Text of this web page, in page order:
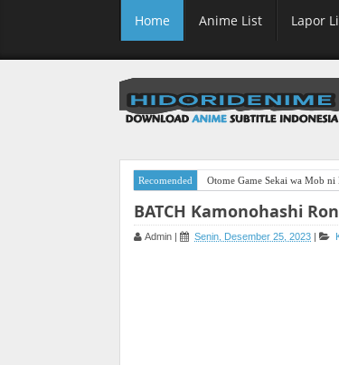
Home Anime List Lapor
Recomended Otome Game Sekai wa Mob ni
BATCH Kamonohashi
Admin | Senin, Desember 25, 2023 |